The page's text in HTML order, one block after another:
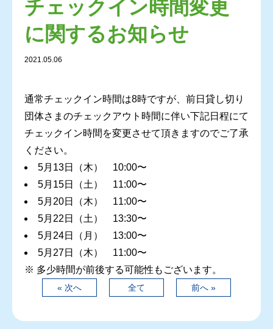
チェックイン時間変更
に関するお知らせ
2021.05.06
通常チェックイン時間は8時ですが、前日貸し切り
団体さまのチェックアウト時間に伴い下記日程にて
チェックイン時間を変更させて頂きますのでご了承
ください。
5月13日（木） 10:00〜
5月15日（土） 11:00〜
5月20日（木） 11:00〜
5月22日（土） 13:30〜
5月24日（月） 13:00〜
5月27日（木） 11:00〜
※ 多少時間が前後する可能性もございます。
« 次へ 全て 前へ »